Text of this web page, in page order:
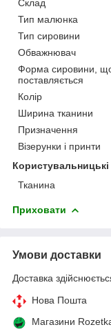
Склад
Тип малюнка
Тип сировини
Обважнювач
Форма сировини,
поставляється
Колір
Ширина тканини
Призначення
Візерунки і принти
Тканина
Приховати
Умови доставки
Доставка
Нова Пошта
Магазини